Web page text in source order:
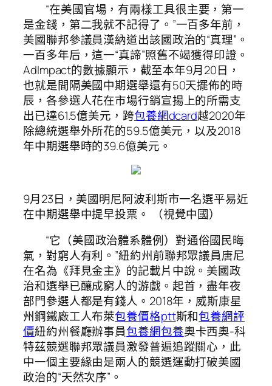
“在美國官場，有兩樣工具很主要，第一
是金錢，第二我就不記得了。”一百多年前，
美國聯邦參議員漢納道出該國政治的“真理”。
一百多年后，這一“真諦”照舊不竭獲得印證。
AdImpact的數據顯示，截至本年9月20日，
也就是間隔美國中期選舉還有50天擺佈的時
辰，各參選人花在市場行銷宣揚上的所需支
出已達61.5億美元，跨包養網dcard越2020年
除總統選舉外所花的59.5億美元，以及2018
年中期選舉時的39.6億美元。
9月23日，美國明尼阿波利斯市一名選平易近
在中期選舉中提早投票。 （視覺中國）
“它（美國政治體系體例）對通俗國民晦
氣，對窮人有利。”紐約州前聯邦眾議員唐尼
在名為《拜見金主》的記載片中說。美國政
治和選舉已釀成窮人的游戲。起首，盡年夜
部門參選人都是有錢人。2018年，威斯康星
州鋼鐵廠工人布萊包養價格ptt斯和包養網評
價紐約州餐廳辦事員包養網包養奧卡西奧-科
特茲競選聯邦眾議員激發普遍追蹤關心，此
中一個主要緣由是兩人的競選運動打破美國
政治的“天然次序”。